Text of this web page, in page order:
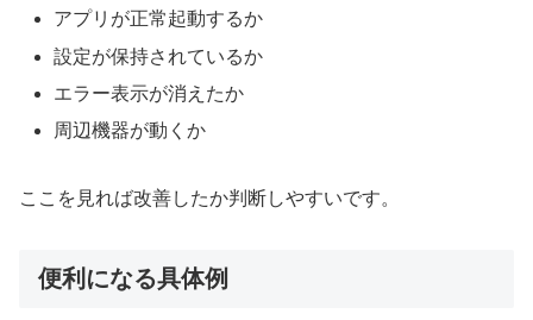
アプリが正常起動するか
設定が保持されているか
エラー表示が消えたか
周辺機器が動くか
ここを見れば改善したか判断しやすいです。
便利になる具体例